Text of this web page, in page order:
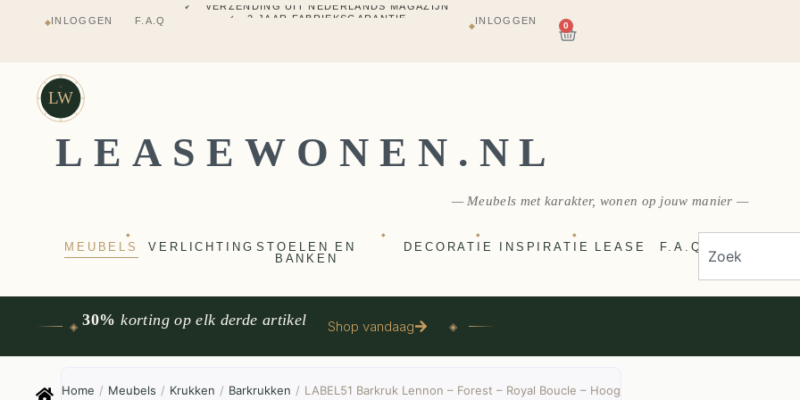
◆INLOGGEN F.A.Q
✓ 2 JAAR FABRIEKSGARANTIE
◆INLOGGEN 0
LW
LEASEWONEN.NL
— Meubels met karakter, wonen op jouw manier —
MEUBELS
◆
VERLICHTING STOELEN EN
BANKEN
◆
DECORATIE
◆
INSPIRATIE
◆
LEASE F.A.Q
◈ 30% korting op elk derde artikel Shop vandaag ◈
Home / Meubels / Krukken / Barkrukken / LABEL51 Barkruk Lennon – Forest – Royal Boucle – Hoog